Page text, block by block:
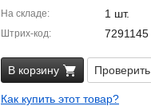
На складе 1 шт.
Штрих-код 7291145
В корзину
Как купить этот товар?